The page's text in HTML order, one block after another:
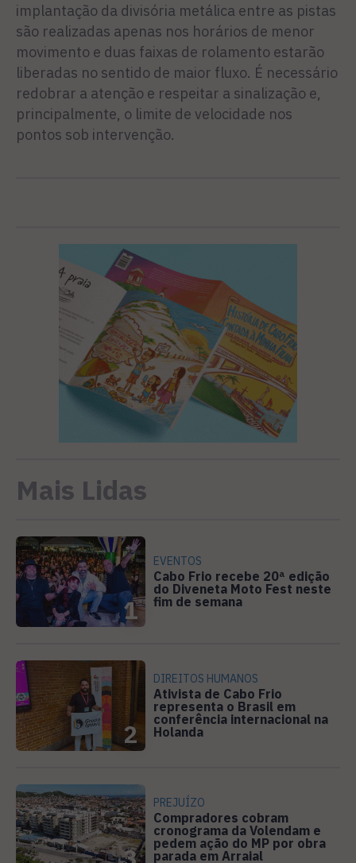
implantação da divisória metálica entre as pistas
são realizadas apenas nos horários de menor
movimento e duas faixas de rolamento estarão
liberadas no sentido de maior fluxo. É necessário
redobrar a atenção e respeitar a sinalização e,
principalmente, o limite de velocidade nos
pontos sob intervenção.
Mais Lidas
1
EVENTOS
Cabo Frio recebe 20ª edição
do Diveneta Moto Fest neste
fim de semana
2
DIREITOS HUMANOS
Ativista de Cabo Frio
representa o Brasil em
conferência internacional na
Holanda
PREJUÍZO
Compradores cobram
cronograma da Volendam e
pedem ação do MP por obra
parada em Arraial